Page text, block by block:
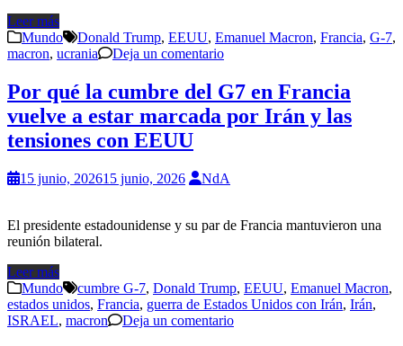
Leer más
Mundo
Donald Trump, EEUU, Emanuel Macron, Francia, G-7,
macron, ucrania Deja un comentario
Por qué la cumbre del G7 en Francia
vuelve a estar marcada por Irán y las
tensiones con EEUU
15 junio, 202615 junio, 2026 NdA
El presidente estadounidense y su par de Francia mantuvieron una
reunión bilateral.
Leer más
Mundo
cumbre G-7, Donald Trump, EEUU, Emanuel Macron,
estados unidos, Francia, guerra de Estados Unidos con Irán, Irán,
ISRAEL, macron Deja un comentario